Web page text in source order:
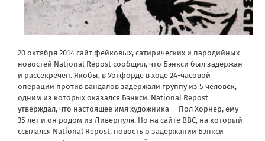
20 октября 2014 сайт фейковых, сатирических и пародийных
новостей National Repost сообщил, что Бэнкси был задержан
и рассекречен. Якобы, в Уотфорде в ходе 24-часовой
операции против вандалов задержали группу из 5 человек,
одним из которых оказался Бэнкси. National Repost
утверждал, что настоящее имя художника — Пол Хорнер, ему
35 лет и он родом из Ливерпуля. Но на сайте BBC, на который
ссылался National Repost, новость о задержании Бэнкси